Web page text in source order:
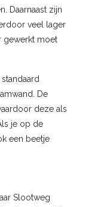
Daarnaast zijn
veel lager
gewerkt moet
De
deze als
je op de
een beetje
Slootweg